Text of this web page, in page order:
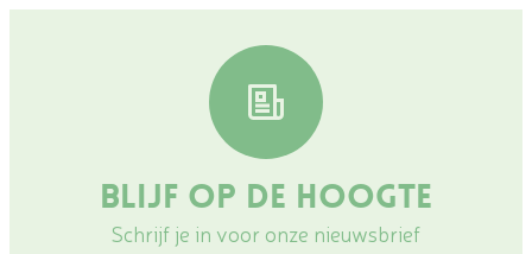
Blijf op de hoogte
Schrijf je in voor onze nieuwsbrief